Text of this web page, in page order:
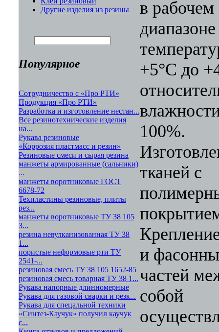
Другие изделия из резины
Популярное
Сотрудничество с «Про РТИ»
Продукция «Про РТИ»
Разработка и изготовление нестан...
Все резинотехнические изделия
на...
Рукава резиновые
«Коррозия пластмасс и резин»
Резиновые смеси и сырая резина
манжеты армированные (сальники)
...
манжеты воротниковые ГОСТ
6678-72
Техпластины резиновые, плиты
рез...
манжеты воротниковые ТУ 38 105
3...
резина невулканизованная ТУ 38
1...
пористые неформовые рти ТУ
2541-...
резиновая смесь ТУ 38 105 1652-85
резиновая смесь товарная ТУ 38 1...
Рукава напорные длинномерные
Рукава для газовой сварки и резк...
Рукава для спецальной техники
«Синтез-Каучук» получил каучук
с...
в рабочем
диапазоне
+5°C до
100%.
тканей с
и
частей
собой